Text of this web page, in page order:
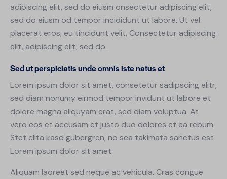
adipiscing elit, sed do eiusm onsectetur adipiscing elit,
sed do eiusm od tempor incididunt ut labore. Ut vel
placerat eros, eu tincidunt velit. Consectetur adipiscing
elit, adipiscing elit, sed do.
Sed ut perspiciatis unde omnis iste natus et
Lorem ipsum dolor sit amet, consetetur sadipscing elitr,
sed diam nonumy eirmod tempor invidunt ut labore et
dolore magna aliquyam erat, sed diam voluptua. At
vero eos et accusam et justo duo dolores et ea rebum.
Stet clita kasd gubergren, no sea takimata sanctus est
Lorem ipsum dolor sit amet.
Aliquam laoreet sed neque ac vehicula. Cras congue